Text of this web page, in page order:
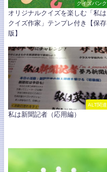
クイズバンク
オリジナルクイズを楽しむ「私は
クイズ作家」テンプレ付き【保存
版】
ALT関連
私は新聞記者（応用編）